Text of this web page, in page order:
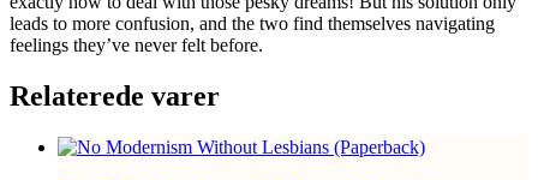
leads to more confusion, and the two find themselves navigating
feelings they’ve never felt before.
Relaterede varer